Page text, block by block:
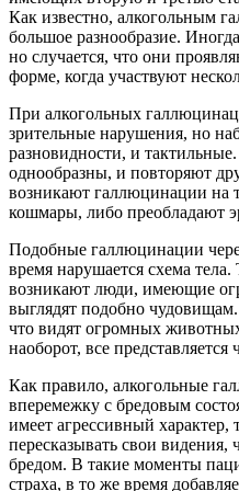
Как известно, алкогольным
большое разнообразие.
но случается, что они
форме, когда участвуют
При алкогольных
зрительные нарушения, но
разновидности, и
однообразны, и повторяют
возникают галлюцинации на
кошмары, либо преобладают
Подобные галлюцинации
время нарушается схема тела.
возникают люди, имеющие
выглядят подобно
что видят огромных
наоборот, все
Как правило, алкогольные
вперемежку с бредовым
имеет агрессивный характер,
пересказывать свои
бредом. В такие моменты
страха, в то же время